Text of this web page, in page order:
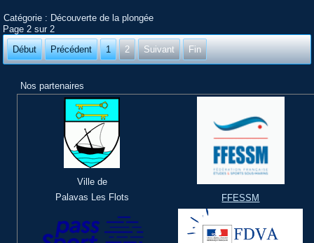
Catégorie : Découverte de la plongée
Page 2 sur 2
Début
Précédent 1 2 Suivant Fin
Nos partenaires
Ville de
Palavas Les Flots
FFESSM